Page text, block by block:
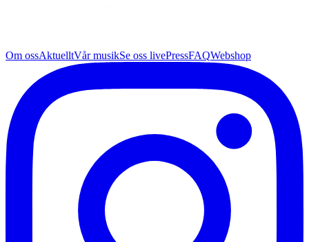
Om ossAktuelltVår musikSe oss livePressFAQWebshop